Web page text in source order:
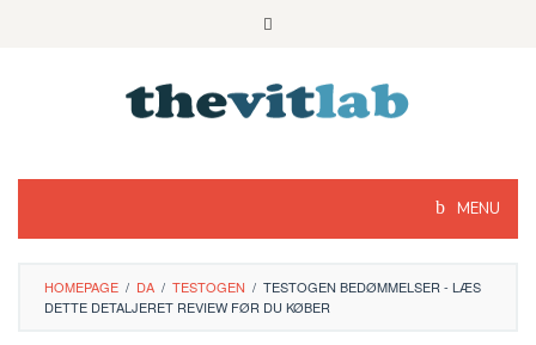
MENU
HOMEPAGE / DA / TESTOGEN / TESTOGEN BEDØMMELSER - LÆS
DETTE DETALJERET REVIEW FØR DU KØBER